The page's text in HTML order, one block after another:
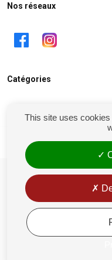
Nos réseaux
Catégories
Mon compte
siret : 81238106900028
Conditions générales de vente
Rétractation
Mentions légales
Politique de confidentialité
This site uses